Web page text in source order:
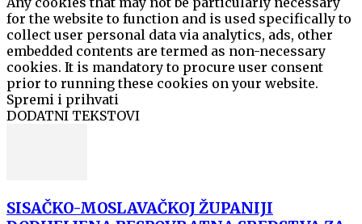
for the website to function and is used specifically to
collect user personal data via analytics, ads, other
embedded contents are termed as non-necessary
cookies. It is mandatory to procure user consent
prior to running these cookies on your website.
Spremi i prihvati
DODATNI TEKSTOVI
SISAČKO-MOSLAVAČKOJ ŽUPANIJI